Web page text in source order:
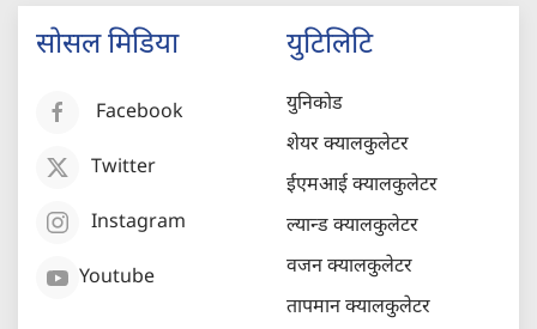
सोसल मिडिया
Facebook
Twitter
Instagram
Youtube
युटिलिटि
युनिकोड
शेयर क्यालकुलेटर
ईएमआई क्यालकुलेटर
ल्यान्ड क्यालकुलेटर
वजन क्यालकुलेटर
तापमान क्यालकुलेटर